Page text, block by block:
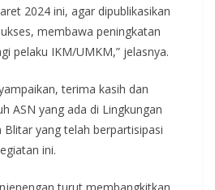
2024 ini, agar dipublikasikan
membawa peningkatan
pelaku IKM/UMKM,” jelasnya.
terima kasih dan
ASN yang ada di Lingkungan
yang telah berpartisipasi
ini.
turut membangkitkan